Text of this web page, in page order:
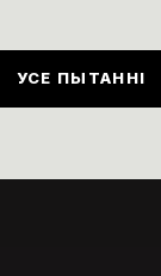
УСЕ ПЫТАННІ